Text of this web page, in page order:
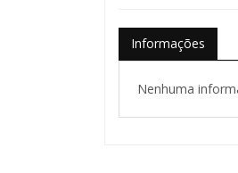
Informações
Nenhuma